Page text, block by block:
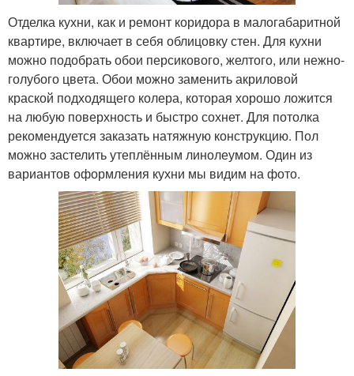
Отделка кухни, как и ремонт коридора в малогабаритной
квартире, включает в себя облицовку стен. Для кухни
можно подобрать обои персикового, желтого, или нежно-
голубого цвета. Обои можно заменить акриловой
краской подходящего колера, которая хорошо ложится
на любую поверхность и быстро сохнет. Для потолка
рекомендуется заказать натяжную конструкцию. Пол
можно застелить утеплённым линолеумом. Один из
вариантов оформления кухни мы видим на фото.